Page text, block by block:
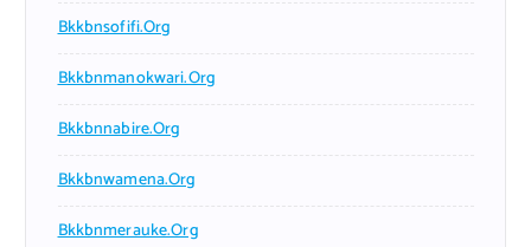
Bkkbnsofifi.org
Bkkbnmanokwari.org
Bkkbnnabire.org
Bkkbnwamena.org
Bkkbnmerauke.org